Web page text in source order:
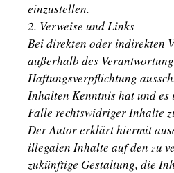
einzustellen.
2. Verweise und Links
Bei direkten oder indirekten
außerhalb des
Haftungsverpflichtung
Inhalten Kenntnis hat und es
Falle rechtswidriger Inhalte
Der Autor erklärt hiermit
illegalen Inhalte auf den zu
zukünftige Gestaltung, die